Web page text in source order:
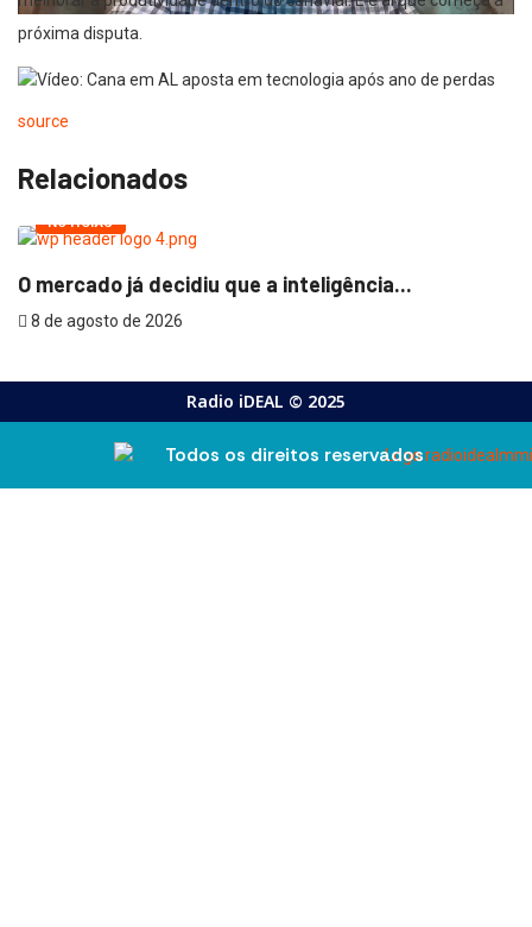
próxima disputa.
source
Relacionados
NOTÍCIAS
O mercado já decidiu que a inteligência...
8 de agosto de 2026
Radio iDEAL © 2025
Todos os direitos reservados